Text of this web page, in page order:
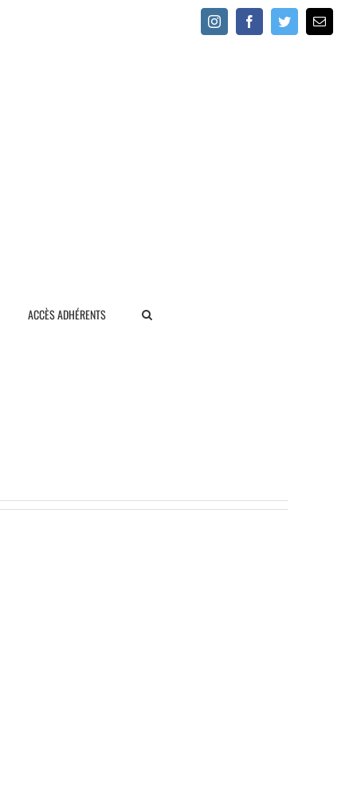
InstagramFacebookTwitterEmail
ACCÈS ADHÉRENTS